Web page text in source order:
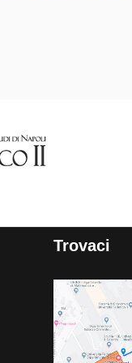
TUTORATO
Trovaci